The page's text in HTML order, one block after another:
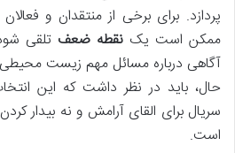
پردازد. برای برخی از منتقدان و
ممکن است یک نقطه ضعف تلقی
آگاهی درباره مسائل مهم زیست
حال، باید در نظر داشت که این
سریال برای القای آرامش و نه بیدار
است.